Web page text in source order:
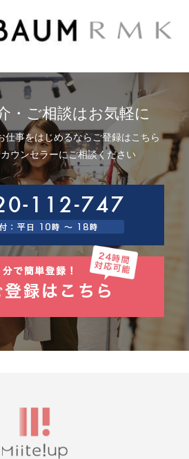
・ご相談はお気軽に
仕事をはじめるならご登録はこちら
ウンセラーにご相談ください